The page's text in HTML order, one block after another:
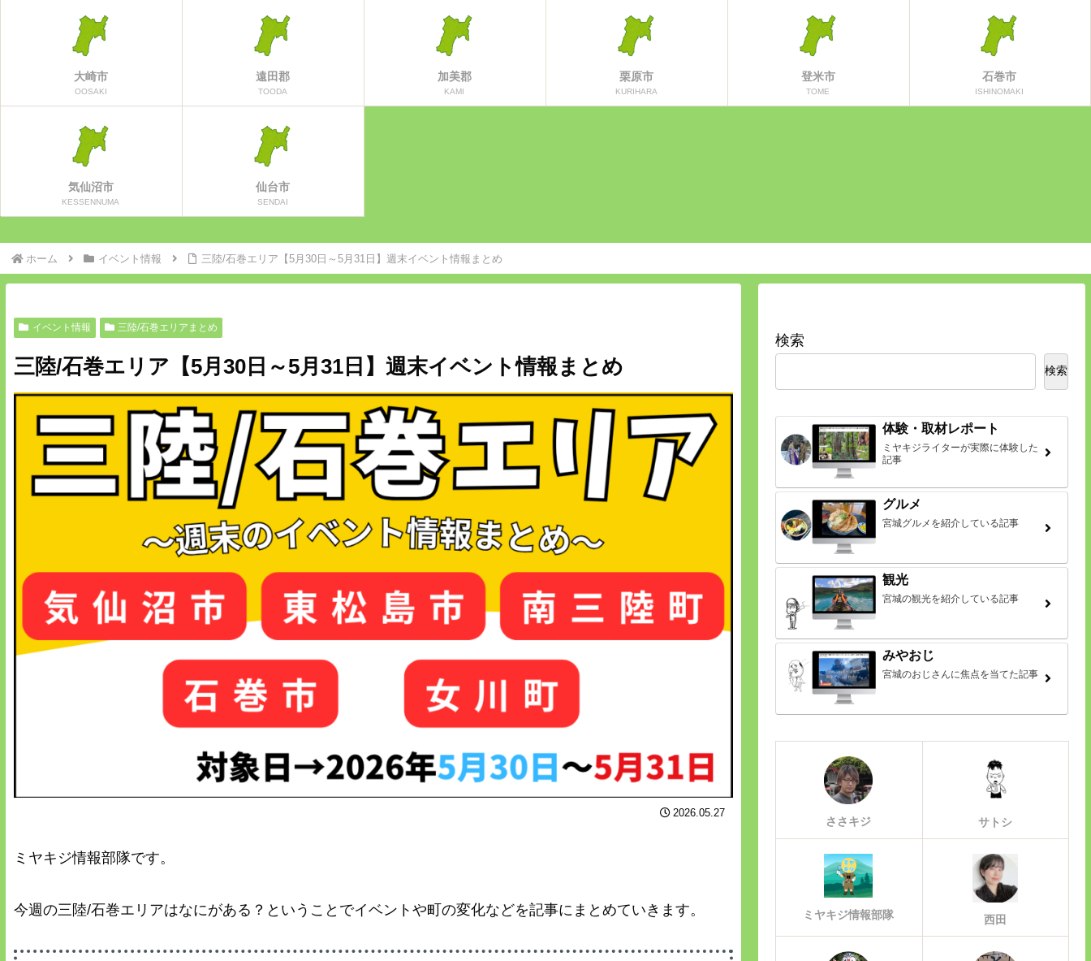
大崎市
OOSAKI
遠田郡
TOODA
加美郡
KAMI
栗原市
KURIHARA
登米市
TOME
石巻市
ISHINOMAKI
気仙沼市
KESSENNUMA
仙台市
SENDAI
ホーム イベント情報 三陸/石巻エリア【5月30日～5月31日】週末イベント情報まとめ
イベント情報 三陸/石巻エリアまとめ
三陸/石巻エリア【5月30日～5月31日】週末イベント情報まとめ
2026.05.27
ミヤキジ情報部隊です。
今週の三陸/石巻エリアはなにがある？ということでイベントや町の変化などを記事にまとめていきます。
検索
検索
体験・取材レポート
ミヤキジライターが実際に体験した
記事
グルメ
宮城グルメを紹介している記事
観光
宮城の観光を紹介している記事
みやおじ
宮城のおじさんに焦点を当てた記事
ささキジ サトシ
ミヤキジ情報部隊 西田